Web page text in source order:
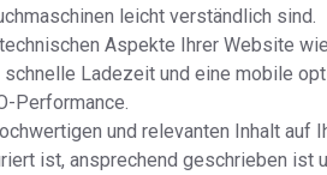
leicht verständlich sind.
Aspekte Ihrer Website
Ladezeit und eine mobile
Performance.
und relevanten Inhalt auf
ist, ansprechend geschrieben ist